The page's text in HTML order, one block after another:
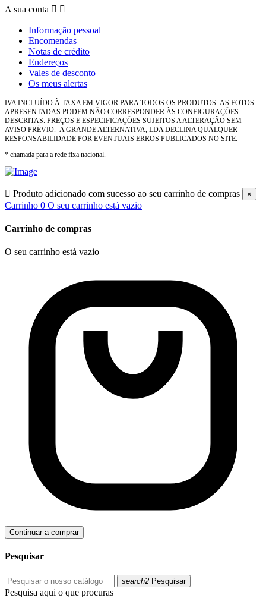
A sua conta  
Informação pessoal
Encomendas
Notas de crédito
Endereços
Vales de desconto
Os meus alertas
IVA INCLUÍDO À TAXA EM VIGOR PARA TODOS OS PRODUTOS. AS FOTOS
APRESENTADAS PODEM NÃO CORRESPONDER ÀS CONFIGURAÇÕES
DESCRITAS. PREÇOS E ESPECIFICAÇÕES SUJEITOS A ALTERAÇÃO SEM
AVISO PRÉVIO. A GRANDE ALTERNATIVA, LDA DECLINA QUALQUER
RESPONSABILIDADE POR EVENTUAIS ERROS PUBLICADOS NO SITE.
* chamada para a rede fixa nacional.
 Produto adicionado com sucesso ao seu carrinho de compras ×
Carrinho 0 O seu carrinho está vazio
Carrinho de compras
O seu carrinho está vazio
Continuar a comprar
Pesquisar
search2 Pesquisar
Pesquisa aqui o que procuras